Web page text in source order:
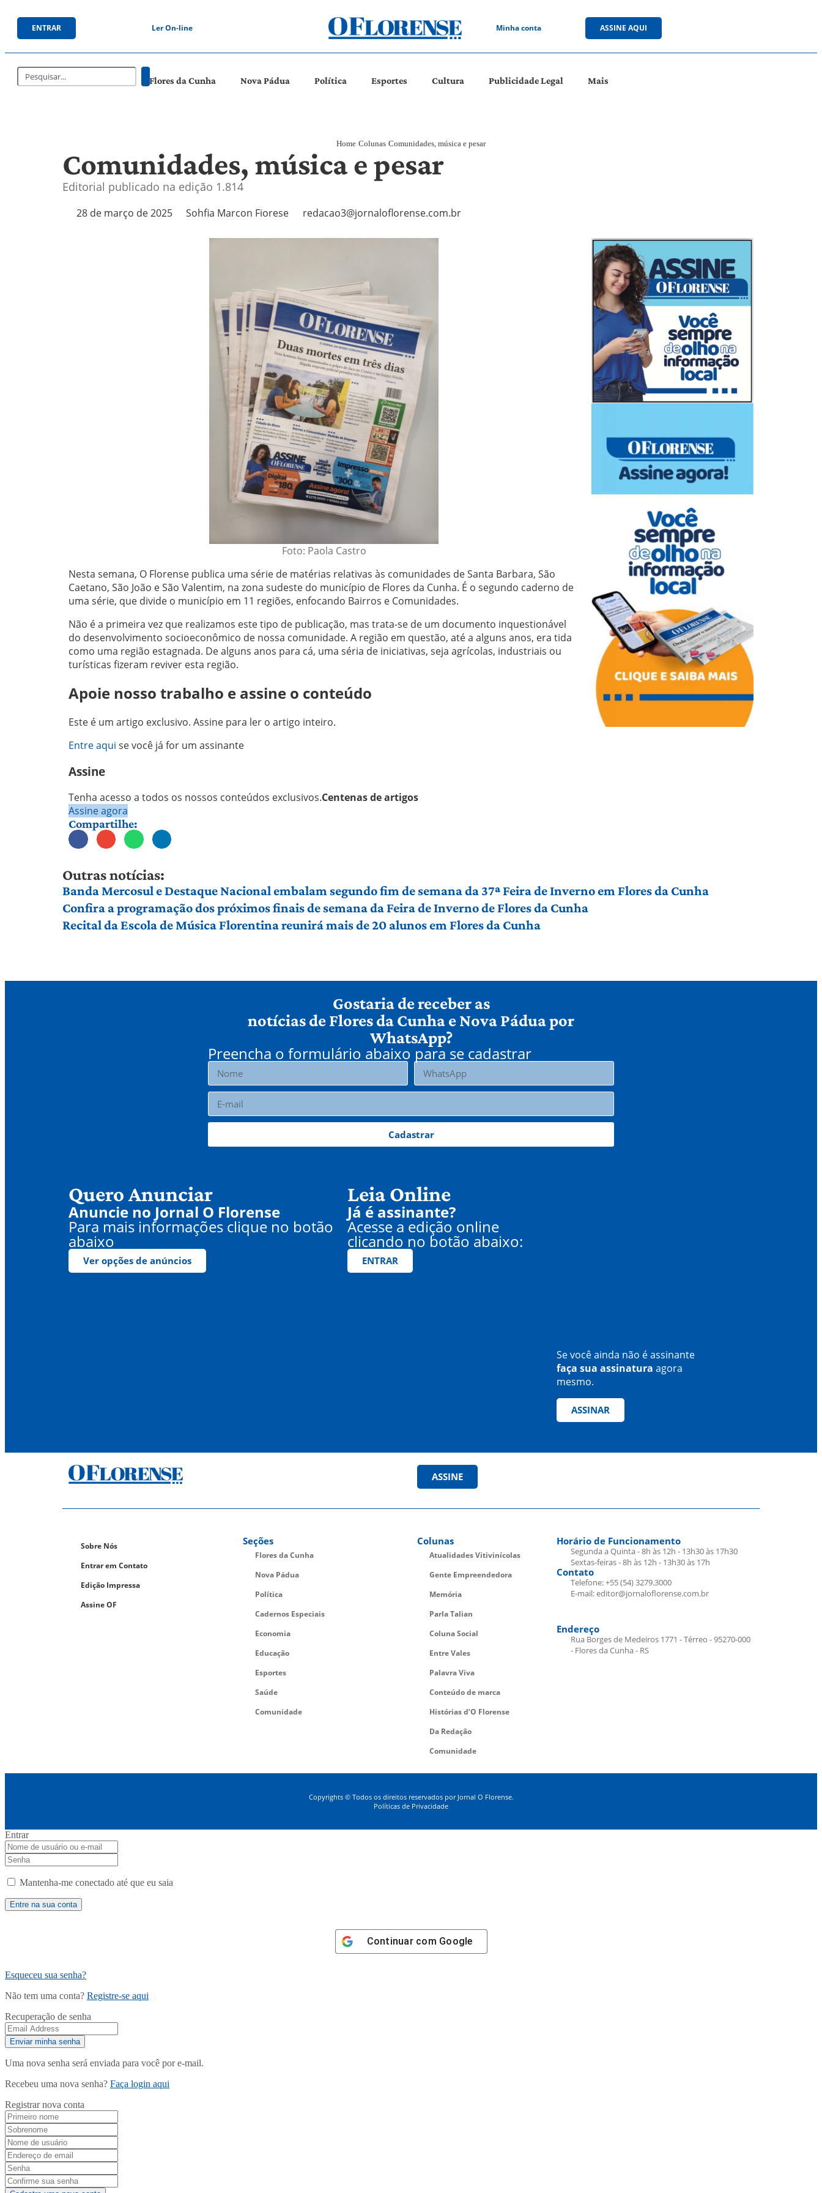
ENTRAR Ler On-line Minha conta ASSINE AQUI
Flores da Cunha Nova Pádua Política Esportes Cultura Publicidade Legal Mais
Home Colunas Comunidades, música e pesar
Comunidades, música e pesar
Editorial publicado na edição 1.814
28 de março de 2025 Sohfia Marcon Fiorese redacao3@jornaloflorense.com.br
Foto: Paola Castro
Nesta semana, O Florense publica uma série de matérias relativas às comunidades de Santa Barbara, São
Caetano, São João e São Valentim, na zona sudeste do município de Flores da Cunha. É o segundo caderno de
uma série, que divide o município em 11 regiões, enfocando Bairros e Comunidades.
Não é a primeira vez que realizamos este tipo de publicação, mas trata-se de um documento inquestionável
do desenvolvimento socioeconômico de nossa comunidade. A região em questão, até a alguns anos, era tida
como uma região estagnada. De alguns anos para cá, uma séria de iniciativas, seja agrícolas, industriais ou
turísticas fizeram reviver esta região.
Apoie nosso trabalho e assine o conteúdo
Este é um artigo exclusivo. Assine para ler o artigo inteiro.
Entre aqui se você já for um assinante
Assine
Tenha acesso a todos os nossos conteúdos exclusivos.Centenas de artigos
Assine agora
Compartilhe:
Outras notícias:
Banda Mercosul e Destaque Nacional embalam segundo fim de semana da 37ª Feira de Inverno em Flores da Cunha
Confira a programação dos próximos finais de semana da Feira de Inverno de Flores da Cunha
Recital da Escola de Música Florentina reunirá mais de 20 alunos em Flores da Cunha
Gostaria de receber as
notícias de Flores da Cunha e Nova Pádua por
WhatsApp?
Preencha o formulário abaixo para se cadastrar
Cadastrar
Quero Anunciar
Anuncie no Jornal O Florense
Para mais informações clique no botão
abaixo
Ver opções de anúncios
Leia Online
Já é assinante?
Acesse a edição online
clicando no botão abaixo:
ENTRAR
Se você ainda não é assinante
faça sua assinatura agora
mesmo.
ASSINAR
ASSINE
Sobre Nós
Entrar em Contato
Edição Impressa
Assine OF
Seções
Flores da Cunha
Nova Pádua
Política
Cadernos Especiais
Economia
Educação
Esportes
Saúde
Comunidade
Colunas
Atualidades Vitivinícolas
Gente Empreendedora
Memória
Parla Talian
Coluna Social
Entre Vales
Palavra Viva
Conteúdo de marca
Histórias d’O Florense
Da Redação
Comunidade
Horário de Funcionamento
Segunda a Quinta - 8h às 12h - 13h30 às 17h30
Sextas-feiras - 8h às 12h - 13h30 às 17h
Contato
Telefone: +55 (54) 3279.3000
E-mail: editor@jornaloflorense.com.br
Endereço
Rua Borges de Medeiros 1771 - Térreo - 95270-000
- Flores da Cunha - RS
Copyrights © Todos os direitos reservados por Jornal O Florense.
Políticas de Privacidade
Entrar
Mantenha-me conectado até que eu saia
Continuar com Google
Esqueceu sua senha?
Não tem uma conta? Registre-se aqui
Recuperação de senha
Uma nova senha será enviada para você por e-mail.
Recebeu uma nova senha? Faça login aqui
Registrar nova conta